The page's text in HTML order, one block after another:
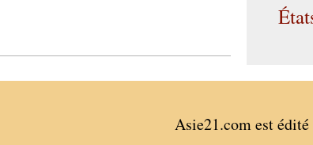
Asie21.com est édité